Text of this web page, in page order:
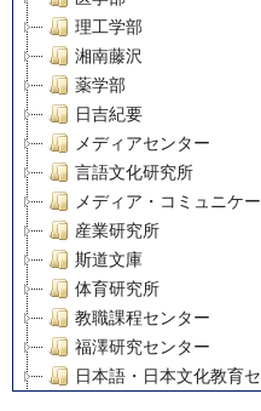
理工学部
湘南藤沢
薬学部
日吉紀要
メディアセンター
言語文化研究所
メディア・コミュニケ
産業研究所
斯道文庫
体育研究所
教職課程センター
福澤研究センター
日本語・日本文化教育